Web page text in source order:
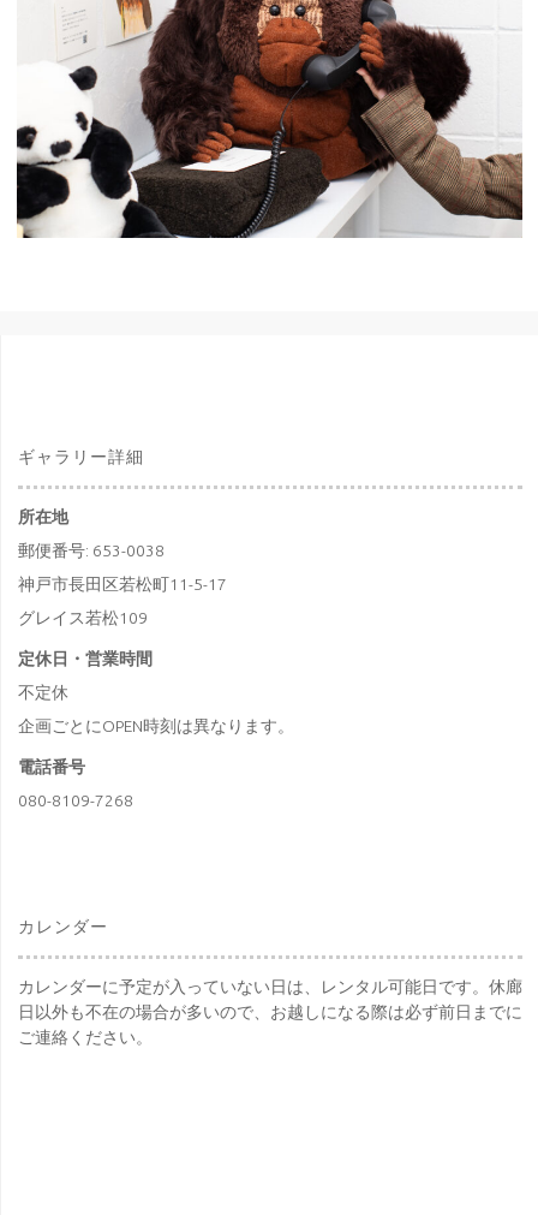
ギャラリー詳細
所在地
郵便番号: 653-0038
神戸市長田区若松町11-5-17
グレイス若松109
定休日・営業時間
不定休
企画ごとにOPEN時刻は異なります。
電話番号
080-8109-7268
カレンダー
カレンダーに予定が入っていない日は、レンタル可能日です。休廊
日以外も不在の場合が多いので、お越しになる際は必ず前日までに
ご連絡ください。